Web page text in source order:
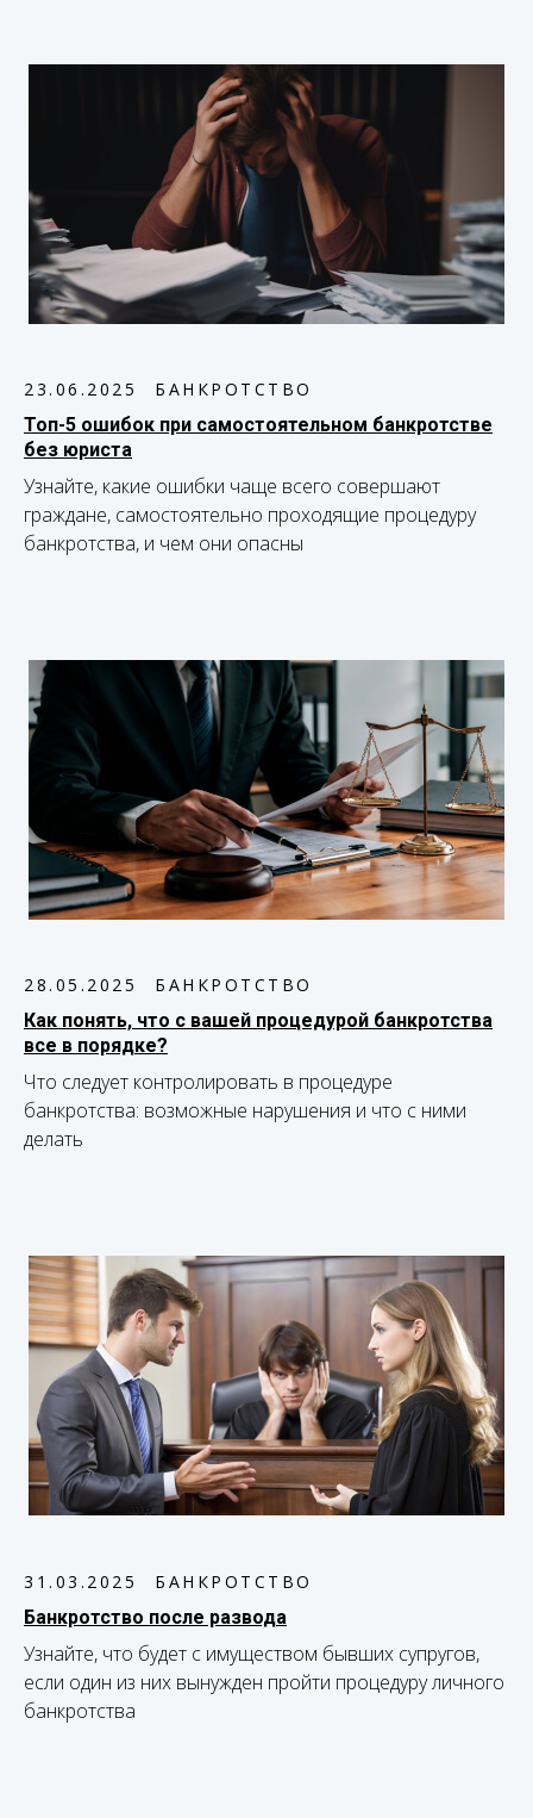
23.06.2025
БАНКРОТСТВО
Топ-5 ошибок при самостоятельном банкротстве
без юриста
Узнайте, какие ошибки чаще всего совершают
граждане, самостоятельно проходящие процедуру
банкротства, и чем они опасны
28.05.2025
БАНКРОТСТВО
Как понять, что с вашей процедурой банкротства
все в порядке?
Что следует контролировать в процедуре
банкротства: возможные нарушения и что с ними
делать
31.03.2025
БАНКРОТСТВО
Банкротство после развода
Узнайте, что будет с имуществом бывших супругов,
если один из них вынужден пройти процедуру личного
банкротства